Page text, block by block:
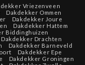
Vriezenveen
Dakdekker Ommen
Dakdekker Joure
Dakdekker Hattem
Biddinghuizen
Dakdekker Drachten
Dakdekker Barneveld
Dakdekker Epe
Dakdekker Groningen